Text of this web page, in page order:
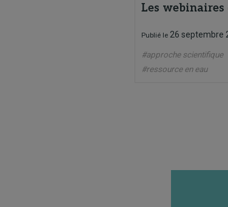
Les webinaires
Publié le 26 septembre
#approche scientifique
#ressource en eau